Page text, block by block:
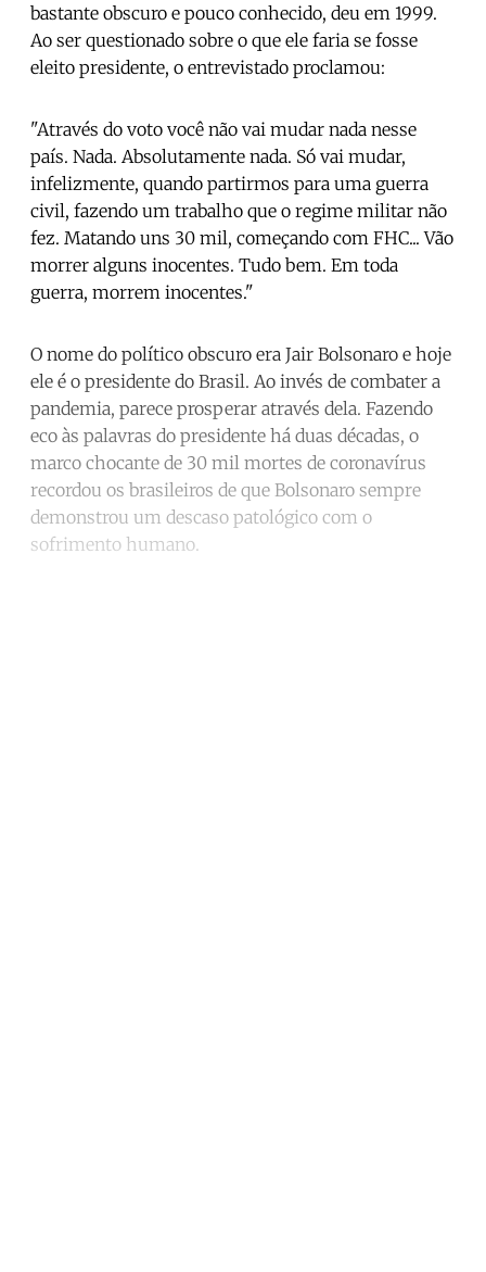
bastante obscuro e pouco conhecido, deu em 1999.
Ao ser questionado sobre o que ele faria se fosse
eleito presidente, o entrevistado proclamou:
"Através do voto você não vai mudar nada nesse
país. Nada. Absolutamente nada. Só vai mudar,
infelizmente, quando partirmos para uma guerra
civil, fazendo um trabalho que o regime militar não
fez. Matando uns 30 mil, começando com FHC... Vão
morrer alguns inocentes. Tudo bem. Em toda
guerra, morrem inocentes."
O nome do político obscuro era Jair Bolsonaro e hoje
ele é o presidente do Brasil. Ao invés de combater a
pandemia, parece prosperar através dela. Fazendo
eco às palavras do presidente há duas décadas, o
marco chocante de 30 mil mortes de coronavírus
recordou os brasileiros de que Bolsonaro sempre
demonstrou um descaso patológico com o
sofrimento humano.